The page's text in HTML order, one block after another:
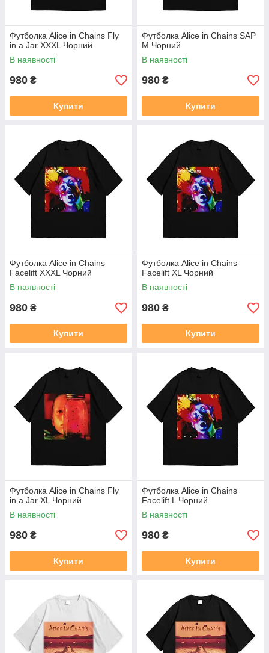
Футболка Alice in Chains Fly
in a Jar XXXL Чорний
В наявності
980 ₴
Купити
Футболка Alice in Chains SAP
M Чорний
В наявності
980 ₴
Купити
Футболка Alice in Chains
Facelift XXXL Чорний
В наявності
980 ₴
Купити
Футболка Alice in Chains
Facelift XL Чорний
В наявності
980 ₴
Купити
Футболка Alice in Chains Fly
in a Jar XL Чорний
В наявності
980 ₴
Купити
Футболка Alice in Chains
Facelift L Чорний
В наявності
980 ₴
Купити